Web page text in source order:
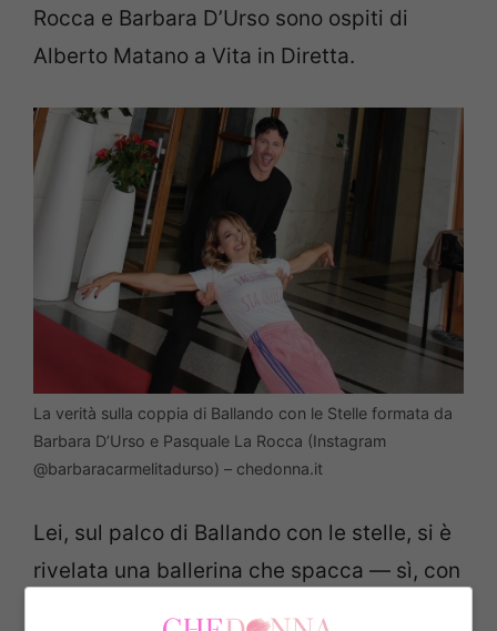
Rocca e Barbara D’Urso sono ospiti di
Alberto Matano a Vita in Diretta.
La verità sulla coppia di Ballando con le Stelle formata da
Barbara D’Urso e Pasquale La Rocca (Instagram
@barbaracarmelitadurso) – chedonna.it
Lei, sul palco di Ballando con le stelle, si è
rivelata una ballerina che spacca — sì, con